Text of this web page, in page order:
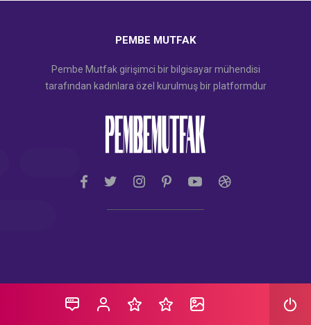
PEMBE MUTFAK
Pembe Mutfak girişimci bir bilgisayar mühendisi
tarafından kadınlara özel kurulmuş bir platformdur